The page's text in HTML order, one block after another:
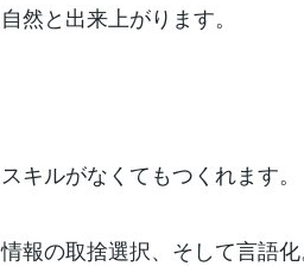
然と出来上がります。
キルがなくてもつくれます。
報の取捨選択、そして言語